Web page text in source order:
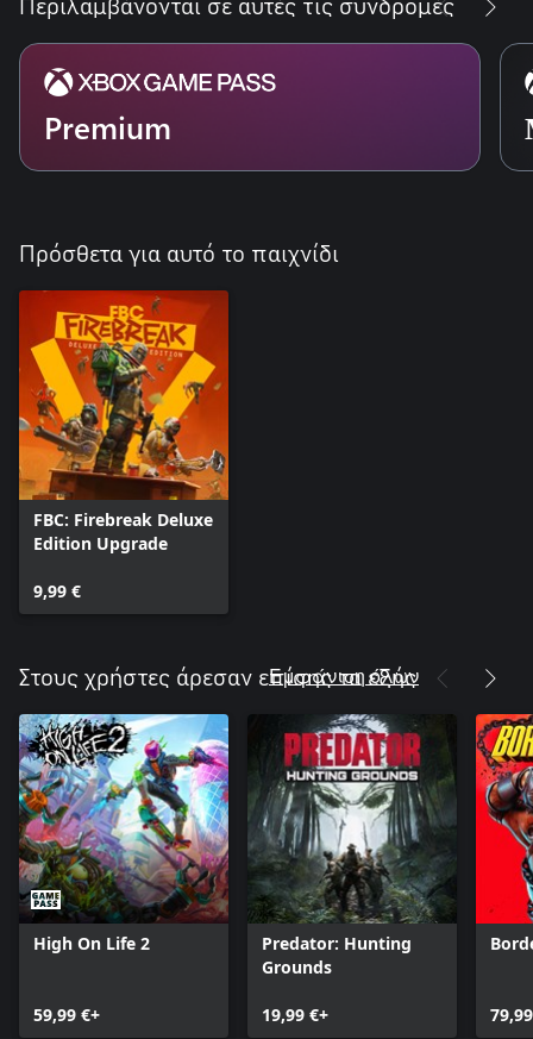
Περιλαμβάνονται σε αυτές τις συνδρομές
Premium
Πρόσθετα για αυτό το παιχνίδι
FBC: Firebreak Deluxe
Edition Upgrade
9,99 €
Στους χρήστες άρεσαν επίσης τα εξής
Εμφάνιση όλων
High On Life 2
59,99 €+
Predator: Hunting
Grounds
19,99 €+